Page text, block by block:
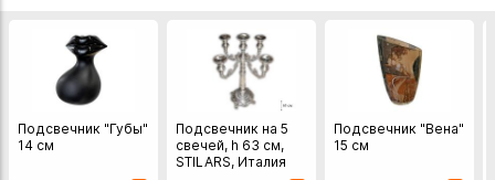
Подсвечник "Губы"
14 см
Подсвечник на 5
свечей, h 63 см,
STILARS, Италия
Подсвечник "Вена"
15 см